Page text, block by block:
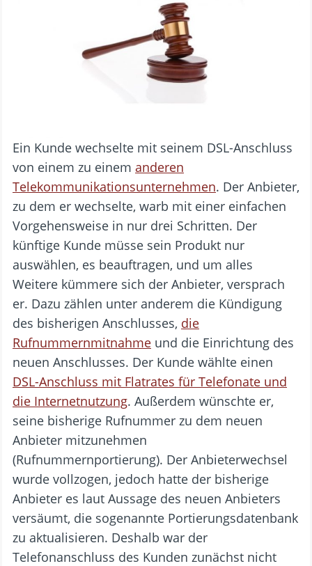
Ein Kunde wechselte mit seinem DSL-Anschluss
von einem zu einem anderen
Telekommunikationsunternehmen. Der Anbieter,
zu dem er wechselte, warb mit einer einfachen
Vorgehensweise in nur drei Schritten. Der
künftige Kunde müsse sein Produkt nur
auswählen, es beauftragen, und um alles
Weitere kümmere sich der Anbieter, versprach
er. Dazu zählen unter anderem die Kündigung
des bisherigen Anschlusses, die
Rufnummernmitnahme und die Einrichtung des
neuen Anschlusses. Der Kunde wählte einen
DSL-Anschluss mit Flatrates für Telefonate und
die Internetnutzung. Außerdem wünschte er,
seine bisherige Rufnummer zu dem neuen
Anbieter mitzunehmen
(Rufnummernportierung). Der Anbieterwechsel
wurde vollzogen, jedoch hatte der bisherige
Anbieter es laut Aussage des neuen Anbieters
versäumt, die sogenannte Portierungsdatenbank
zu aktualisieren. Deshalb war der
Telefonanschluss des Kunden zunächst nicht